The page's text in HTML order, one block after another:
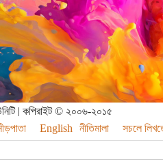
| কপিরাইট © ২০০৬-২০১৫
English নীতিমালা সচলে